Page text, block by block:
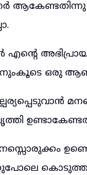
ആകേണ്ടതിന്നു
ഒരു